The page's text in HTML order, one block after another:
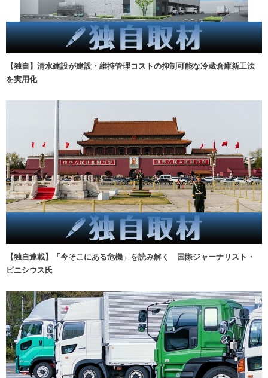
【独自】清水建設が建設・維持管理コストの抑制可能な冷蔵倉庫新工法
を実用化
【独自連載】「今そこにある危機」を読み解く 国際ジャーナリスト・
ビニシウス氏